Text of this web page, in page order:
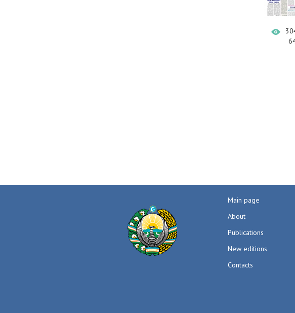
Main page
About
Publications
New editions
Contacts